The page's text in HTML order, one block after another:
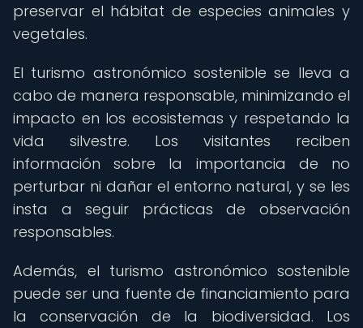
preservar el hábitat de especies animales y
vegetales.
El turismo astronómico sostenible se lleva a
cabo de manera responsable, minimizando el
impacto en los ecosistemas y respetando la
vida silvestre. Los visitantes reciben
información sobre la importancia de no
perturbar ni dañar el entorno natural, y se les
insta a seguir prácticas de observación
responsables.
Además, el turismo astronómico sostenible
puede ser una fuente de financiamiento para
la conservación de la biodiversidad. Los